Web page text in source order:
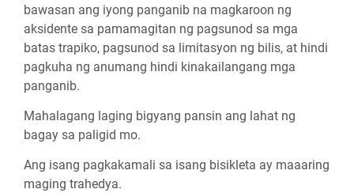
bawasan ang iyong panganib na magkaroon ng
aksidente sa pamamagitan ng pagsunod sa mga
batas trapiko, pagsunod sa limitasyon ng bilis, at hindi
pagkuha ng anumang hindi kinakailangang mga
panganib.
Mahalagang laging bigyang pansin ang lahat ng
bagay sa paligid mo.
Ang isang pagkakamali sa isang bisikleta ay maaaring
maging trahedya.